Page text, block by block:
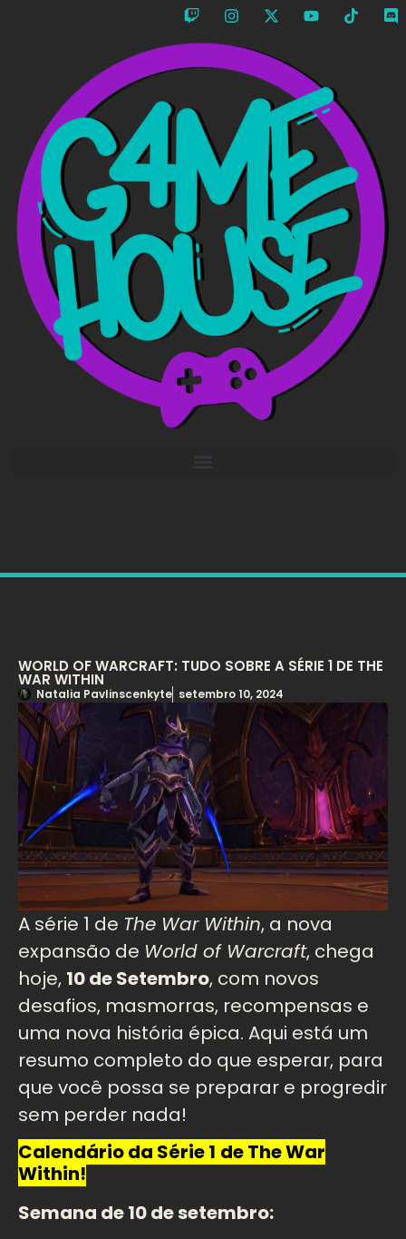
WORLD OF WARCRAFT: TUDO SOBRE A SÉRIE 1 DE THE
WAR WITHIN
Natalia Pavlinscenkyte setembro 10, 2024
A série 1 de The War Within, a nova
expansão de World of Warcraft, chega
hoje, 10 de Setembro, com novos
desafios, masmorras, recompensas e
uma nova história épica. Aqui está um
resumo completo do que esperar, para
que você possa se preparar e progredir
sem perder nada!
Calendário da Série 1 de The War
Within!
Semana de 10 de setembro: